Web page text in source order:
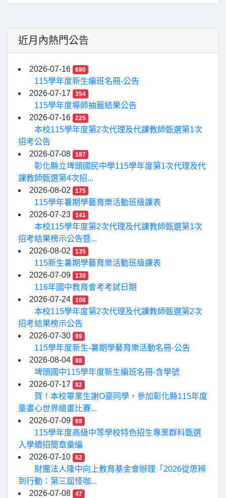
近月內熱門公告
2026-07-16 690
115學年度新生編班名冊-公告
2026-07-17
354
115學年度導師抽籤結果公告
2026-07-16
225
本校115學年度第2次代理及代課教師甄選第1次
招考公告
2026-07-08
187
彰化縣立埤頭國民中學115學年度第1次代理及代
課教師甄選第4次招...
2026-08-02
175
115學年暑期學藝育樂活動班級課表
2026-07-23
141
本校115學年度第2次代理及代課教師甄選第1次
招考結果榜示公告暨...
2026-08-02
135
115新生暑期學藝育樂活動班級課表
2026-07-09
130
116年國中教育會考考試日期
2026-07-24
108
本校115學年度第2次代理及代課教師甄選第2次
招考結果榜示公告
2026-07-30
99
115學年度新生-暑期學藝育樂活動名冊-公告
2026-08-04
88
埤頭國中115學年度新生編班名冊-含學號
2026-07-17
82
賀！本校畢業生謝O豪同學，參加彰化縣115年度
童畫心世界繪畫比賽...
2026-07-09
69
115學年度高級中等學校特色招生專業群科甄選
入學續招簡章彙編
2026-07-10
62
財團法人隆中向上教育基金會辦理「2026從思辨
到行動：第三屆怪咖...
2026-07-08
47